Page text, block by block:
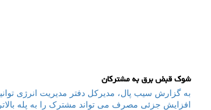
شوک قبض برق به مشترکان
به گزارش سیب پال، مدیرکل دفتر مدیریت انرژی
افزایش جزئی مصرف می تواند مشترک را به پله